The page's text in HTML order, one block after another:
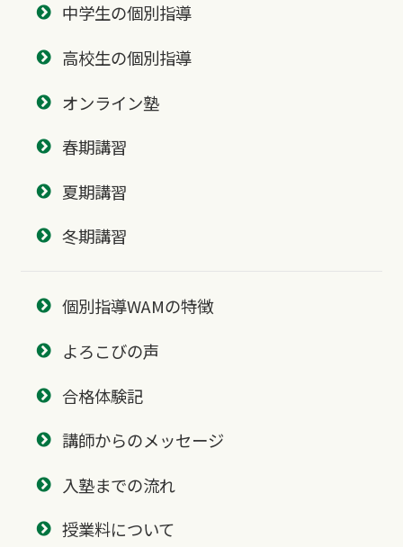
中学生の個別指導
高校生の個別指導
オンライン塾
春期講習
夏期講習
冬期講習
個別指導WAMの特徴
よろこびの声
合格体験記
講師からのメッセージ
入塾までの流れ
授業料について